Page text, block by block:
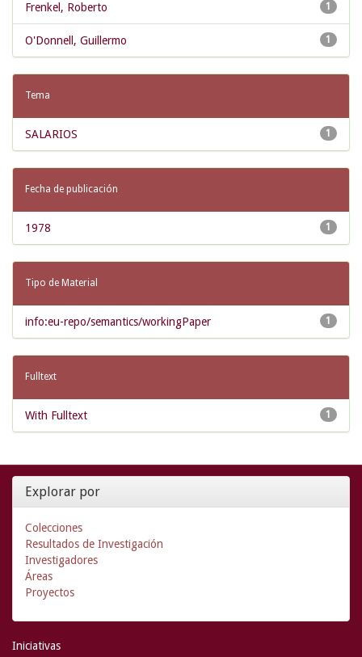
1
Frenkel, Roberto
1
O'Donnell, Guillermo
Tema
1
SALARIOS
Fecha de publicación
1
1978
Tipo de Material
1
info:eu-repo/semantics/workingPaper
Fulltext
1
With Fulltext
Explorar por
Colecciones
Resultados de Investigación
Investigadores
Áreas
Proyectos
Iniciativas